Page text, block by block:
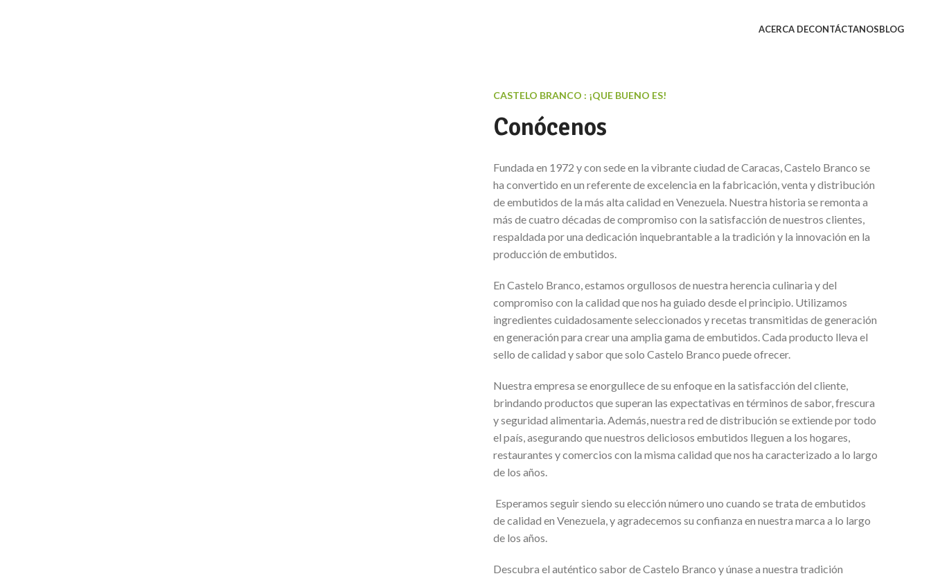
ACERCA DECONTÁCTANOSBLOG
CASTELO BRANCO : ¡QUE BUENO ES!
Conócenos
Fundada en 1972 y con sede en la vibrante ciudad de Caracas, Castelo Branco se
ha convertido en un referente de excelencia en la fabricación, venta y distribución
de embutidos de la más alta calidad en Venezuela. Nuestra historia se remonta a
más de cuatro décadas de compromiso con la satisfacción de nuestros clientes,
respaldada por una dedicación inquebrantable a la tradición y la innovación en la
producción de embutidos.
En Castelo Branco, estamos orgullosos de nuestra herencia culinaria y del
compromiso con la calidad que nos ha guiado desde el principio. Utilizamos
ingredientes cuidadosamente seleccionados y recetas transmitidas de generación
en generación para crear una amplia gama de embutidos. Cada producto lleva el
sello de calidad y sabor que solo Castelo Branco puede ofrecer.
Nuestra empresa se enorgullece de su enfoque en la satisfacción del cliente,
brindando productos que superan las expectativas en términos de sabor, frescura
y seguridad alimentaria. Además, nuestra red de distribución se extiende por todo
el país, asegurando que nuestros deliciosos embutidos lleguen a los hogares,
restaurantes y comercios con la misma calidad que nos ha caracterizado a lo largo
de los años.
Esperamos seguir siendo su elección número uno cuando se trata de embutidos
de calidad en Venezuela, y agradecemos su confianza en nuestra marca a lo largo
de los años.
Descubra el auténtico sabor de Castelo Branco y únase a nuestra tradición